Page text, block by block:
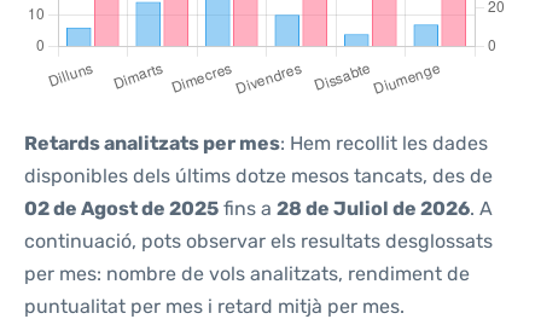
Retards analitzats per mes: Hem recollit les dades
disponibles dels últims dotze mesos tancats, des de
02 de Agost de 2025 fins a 28 de Juliol de 2026. A
continuació, pots observar els resultats desglossats
per mes: nombre de vols analitzats, rendiment de
puntualitat per mes i retard mitjà per mes.